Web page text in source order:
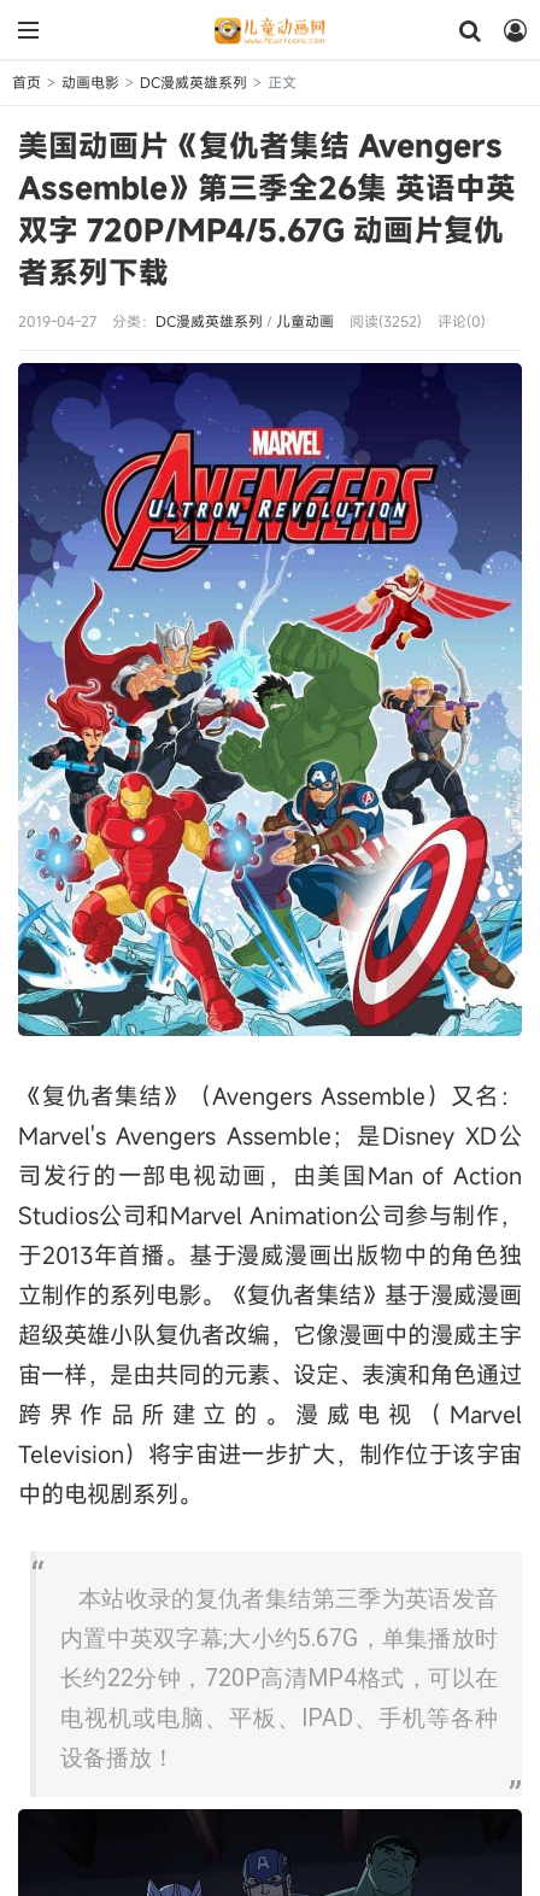
首页 > 动画电影 > DC漫威英雄系列 > 正文
美国动画片《复仇者集结 Avengers
Assemble》第三季全26集 英语中英
双字 720P/MP4/5.67G 动画片复仇
者系列下载
2019-04-27 分类： DC漫威英雄系列 / 儿童动画 阅读(3252) 评论(0)
《复仇者集结》（Avengers Assemble）又名：
Marvel's Avengers Assemble；是Disney XD公
司发行的一部电视动画，由美国Man of Action
Studios公司和Marvel Animation公司参与制作，
于2013年首播。基于漫威漫画出版物中的角色独
立制作的系列电影。《复仇者集结》基于漫威漫画
超级英雄小队复仇者改编，它像漫画中的漫威主宇
宙一样，是由共同的元素、设定、表演和角色通过
跨界作品所建立的。漫威电视（Marvel
Television）将宇宙进一步扩大，制作位于该宇宙
中的电视剧系列。
本站收录的复仇者集结第三季为英语发音
内置中英双字幕;大小约5.67G，单集播放时
长约22分钟，720P高清MP4格式，可以在
电视机或电脑、平板、IPAD、手机等各种
设备播放！